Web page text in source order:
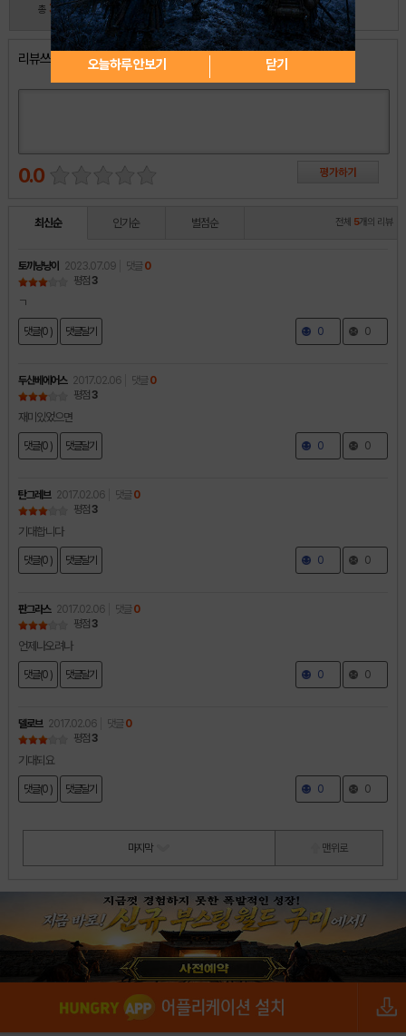
총 30 명 참여
리뷰쓰기
0.0
최신순 인기순 별점순 전체 5개의 리뷰
토끼냥냥이 2023.07.09 댓글 0
평점 3
ㄱ
댓글(0 ) 댓글달기 0 0
두산베에어스 2017.02.06 댓글 0
평점 3
재미있었으면
댓글(0 ) 댓글달기 0 0
탄그레브 2017.02.06 댓글 0
평점 3
기대합니다
댓글(0 ) 댓글달기 0 0
판그라스 2017.02.06 댓글 0
평점 3
언제나오려나
댓글(0 ) 댓글달기 0 0
델로브 2017.02.06 댓글 0
평점 3
기대되요
댓글(0 ) 댓글달기 0 0
마지막 맨 위로
오늘하루 안보기 닫기